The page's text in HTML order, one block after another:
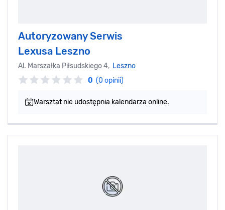
Autoryzowany Serwis
Lexusa Leszno
Al. Marszałka Piłsudskiego 4, Leszno
0 (0 opinii)
Warsztat nie udostępnia kalendarza online.